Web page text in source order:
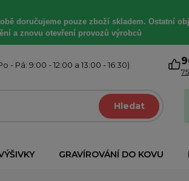
doručujeme pouze zboží skladem. Ostatní
a znovu otevření provozů výrobců
- Pá: 9:00 - 12:00 a 13:00 - 16:30)
Hledat
GRAVÍROVÁNÍ DO KOVU